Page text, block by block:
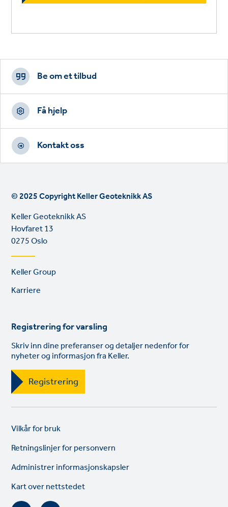
Footer
CTAs
Be om et tilbud
Få hjelp
Kontakt oss
© 2025 Copyright Keller Geoteknikk AS
Keller Geoteknikk AS
Hovfaret 13
0275 Oslo
Footer
Keller Group
Karriere
Registrering for varsling
Skriv inn dine preferanser og detaljer nedenfor for
nyheter og informasjon fra Keller.
Registrering
Legal
links
Vilkår for bruk
Retningslinjer for personvern
Administrer informasjonskapsler
Kart over nettstedet